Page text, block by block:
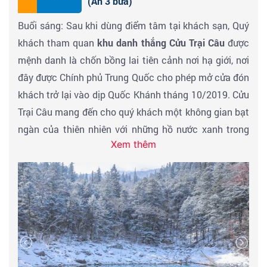
Cửu Trại câu- ăn tối tại nhà hàng & Nhận phòng
khách sạn nghỉ ngơi Hoặcđăng kí Tour xem chương
trình biểu diễn ca múa Tạng Khươngdo chính những
nghệ sỹ bản địa trình diễn để hiểu thêm về văn hóa
cũng như lịch sử của vùng đất Tạng(Chi phí tự túc)
hoặc nghỉ ngơi tại khách sạn.
Buổi sáng: Sau khi dùng điểm tâm tại khách sạn, Quý
khách tham quan khu danh thắng Cửu Trại Câuđược
mệnh danh là chốn bồng lai tiên cảnh nơi hạ giới, nơi
đây được Chính phủ Trung Quốc cho phép mở cửa đón
khách trở lại vào dịp Quốc Khánh tháng 10/2019. Cửu
Trại Câu mang đến cho quý khách một không gian bạt
ngàn của thiên nhiên với những hồ nước xanh trong
vắt có thể nhìn thấy tận đáy hồ, đặc biệt hơn màu
nước trong hồ có thể thay đổi tùy theo độ tương phản
của ánh sáng mặt trời.
Đến đây vào mùa thu, Quý khách đắm chìm trong bức
tranh sơn dầu hoàn hảo đầy màu sắc với những tán lá
bắt đầu ngả sang sắc vàng óng ả hòa quyện với sắc
xanh kỳ ảo của hồ nước. Quý kháchtham quan hồ
Xem thêm